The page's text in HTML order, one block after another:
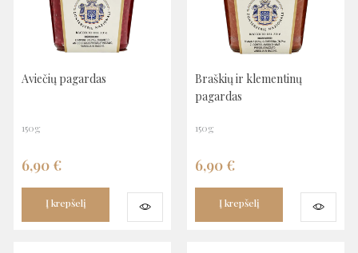
Aviečių pagardas
150g
6,90 €
Į krepšelį
Braškių ir klementinų
pagardas
150g
6,90 €
Į krepšelį